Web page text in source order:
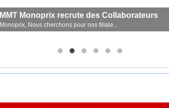
MMT Monoprix recrute des Collaborateurs
Monoprix, Nous cherchons pour nos filiale...